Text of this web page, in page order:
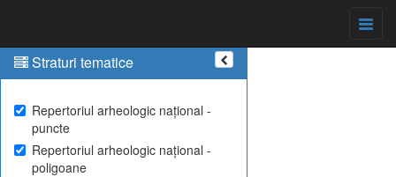
Straturi tematice
Repertoriul arheologic național -
puncte
Repertoriul arheologic național -
poligoane